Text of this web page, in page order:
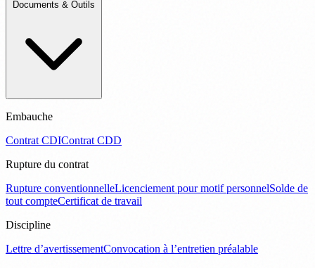
Embauche
Contrat CDIContrat CDD
Rupture du contrat
Rupture conventionnelleLicenciement pour motif personnelSolde de
tout compteCertificat de travail
Discipline
Lettre d’avertissementConvocation à l’entretien préalable